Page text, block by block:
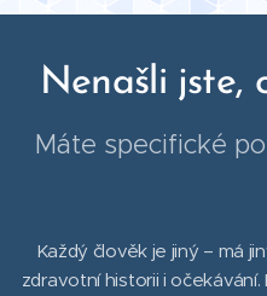
Nenašli jste,
Máte specifické
Každý člověk je jiný – má
zdravotní historii i